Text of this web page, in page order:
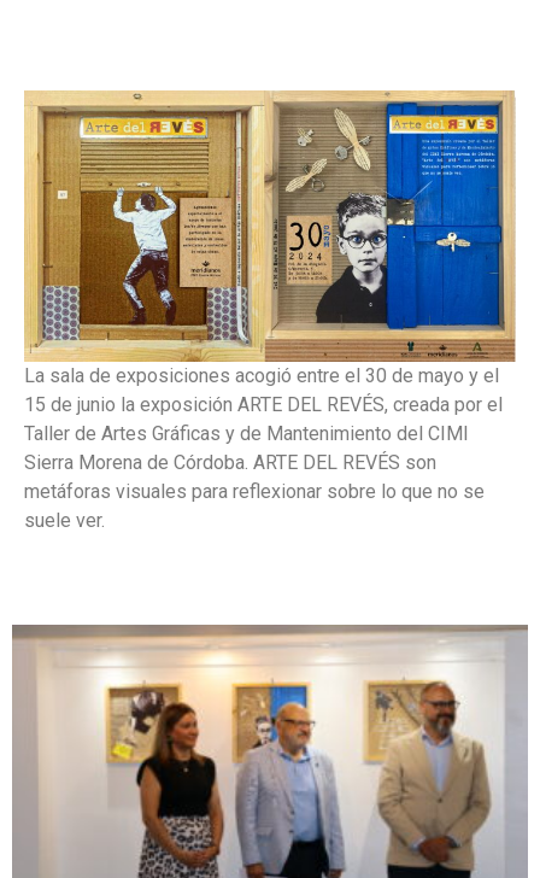
La sala de exposiciones acogió entre el 30 de mayo y el
15 de junio la exposición ARTE DEL REVÉS, creada por el
Taller de Artes Gráficas y de Mantenimiento del CIMI
Sierra Morena de Córdoba. ARTE DEL REVÉS son
metáforas visuales para reflexionar sobre lo que no se
suele ver.